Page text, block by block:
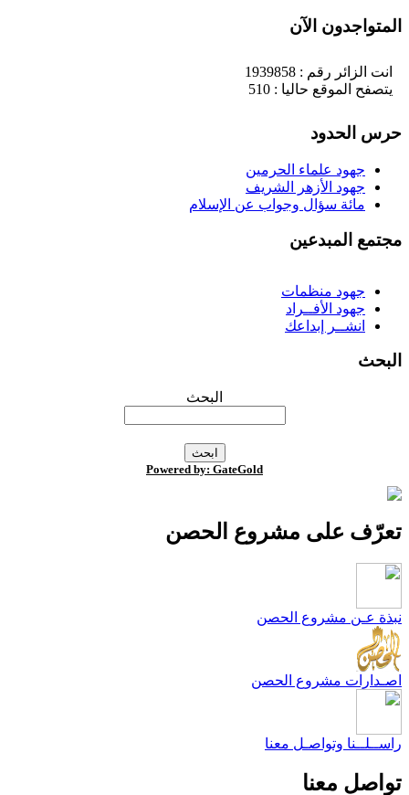
الآن
انت الزائر رقم : 1939858
يتصفح الموقع حاليا : 510
الحدود
جهود علماء الحرمين
جهود الأزهر الشريف
مائة سؤال وجواب عن الإسلام
المبدعين
جهود منظمات
جهود الأفــراد
انشــر إبداعك
البحث
Powered by: GateGold
على مشروع الحصن
عـن مشروع الحصن
مشروع الحصن
وتواصـل معنا
معنا